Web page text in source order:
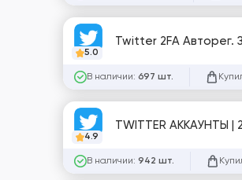
5.0
Twitter 2FA Авторег.
В наличии: 697 шт.
4.9
TWITTER АККАУНТЫ |
В наличии: 942 шт.